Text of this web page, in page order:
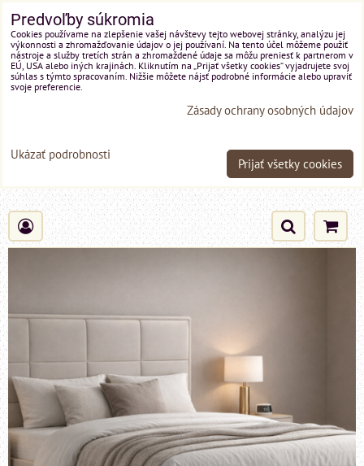
Predvoľby súkromia
Cookies používame na zlepšenie vašej návštevy tejto webovej stránky, analýzu jej
výkonnosti a zhromažďovanie údajov o jej používaní. Na tento účel môžeme použiť
nástroje a služby tretích strán a zhromaždené údaje sa môžu preniesť k partnerom v
EÚ, USA alebo iných krajinách. Kliknutím na „Prijať všetky cookies“ vyjadrujete svoj
súhlas s týmto spracovaním. Nižšie môžete nájsť podrobné informácie alebo upraviť
svoje preferencie.
Zásady ochrany osobných údajov
Ukázať podrobnosti
Prijať všetky cookies